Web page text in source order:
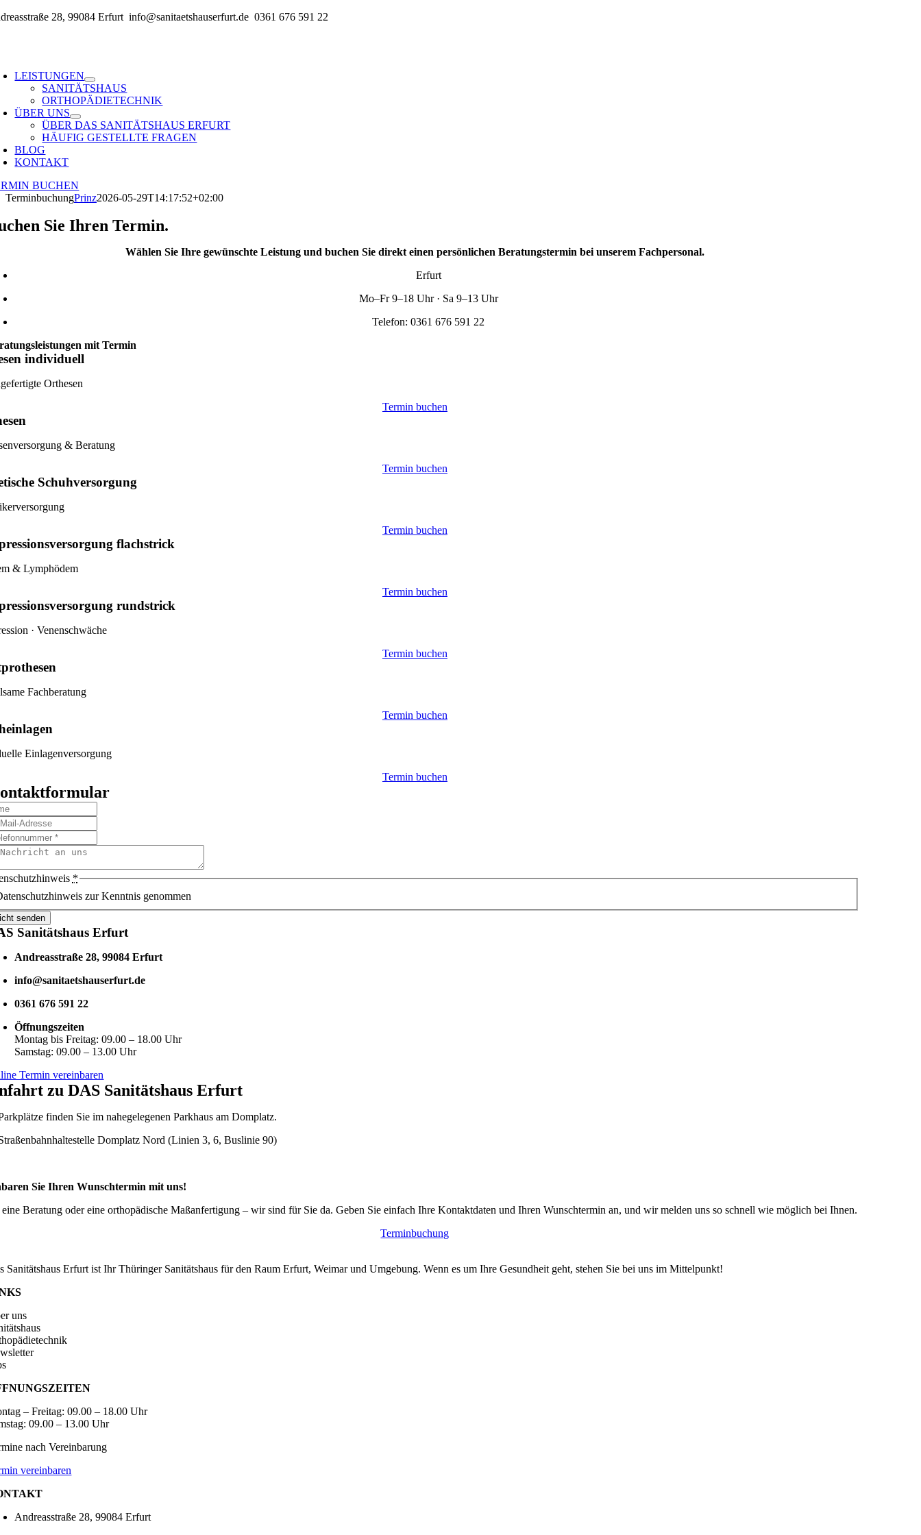
Zum
28, 99084 Erfurtinfo@sanitaetshauserfurt.de0361 676 591 22
LEISTUNGEN
SANITÄTSHAUS
ORTHOPÄDIETECHNIK
ÜBER UNS
ÜBER DAS SANITÄTSHAUS ERFURT
HÄUFIG GESTELLTE FRAGEN
BLOG
KONTAKT
BUCHEN
TerminbuchungPrinz2026-05-29T14:17:52+02:00
Sie Ihren Termin.
Wählen Sie Ihre gewünschte Leistung und buchen Sie direkt einen persönlichen Beratungstermin bei unserem Fachpersonal.
Erfurt
Mo–Fr 9–18 Uhr · Sa 9–13 Uhr
Telefon: 0361 676 591 22
mit Termin
individuell
Orthesen
Termin buchen
& Beratung
Termin buchen
Schuhversorgung
Termin buchen
flachstrick
& Lymphödem
Termin buchen
rundstrick
· Venenschwäche
Termin buchen
Fachberatung
Termin buchen
Einlagenversorgung
Termin buchen
*
zur Kenntnis genommen
senden
Sanitätshaus Erfurt
Andreasstraße 28, 99084 Erfurt
info@sanitaetshauserfurt.de
0361 676 591 22
Öffnungszeiten
Montag bis Freitag: 09.00 – 18.00 Uhr
Samstag: 09.00 – 13.00 Uhr
Termin vereinbaren
zu DAS Sanitätshaus Erfurt
finden Sie im nahegelegenen Parkhaus am Domplatz.
Domplatz Nord (Linien 3, 6, Buslinie 90)
Sie Ihren Wunschtermin mit uns!
Beratung oder eine orthopädische Maßanfertigung – wir sind für Sie da. Geben Sie einfach Ihre Kontaktdaten und Ihren Wunschtermin an, und wir melden uns so schnell wie möglich bei Ihnen.
Terminbuchung
Sanitätshaus Erfurt ist Ihr Thüringer Sanitätshaus für den Raum Erfurt, Weimar und Umgebung. Wenn es um Ihre Gesundheit geht, stehen Sie bei uns im Mittelpunkt!
uns
– Freitag: 09.00 – 18.00 Uhr
09.00 – 13.00 Uhr
nach Vereinbarung
vereinbaren
Andreasstraße 28, 99084 Erfurt